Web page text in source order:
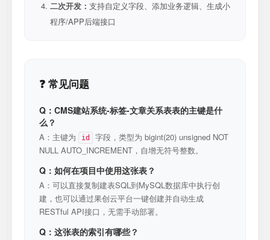
二次开发： 支持自定义字段、添加业务逻辑、生成小
程序/APP后端接口
❓ 常见问题
Q：CMS建站系统-标签-文章关系表表的主键是什
么？
A：主键为 id
字段，类型为 bigint(20) unsigned NOT
NULL AUTO_INCREMENT，自增无符号整数。
Q：如何在项目中使用这张表？
A：可以直接复制建表SQL到MySQL数据库中执行创
建，也可以通过果创云平台一键创建并自动生成
RESTful API接口，无需手动部署。
Q：这张表的索引有哪些？